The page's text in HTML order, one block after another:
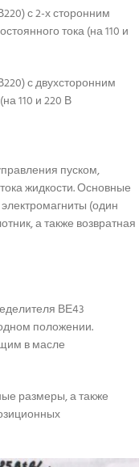
с 2-х сторонним
тока (на 110 и
с двухсторонним
110 и 220 В
пуском,
жидкости. Основные
(один
а также возвратная
ВЕ43
положении.
в масле
размеры, а также